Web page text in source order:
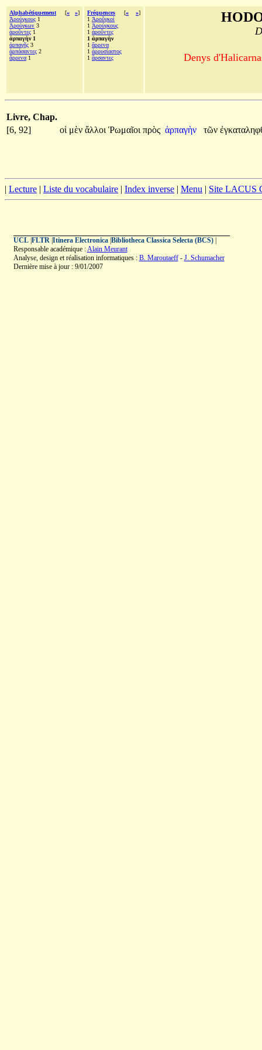
Alphabétiquement [« »]
Ἀρούγκους 1
Ἀρούγκων 3
ἀροῦντες 1
ἁρπαγὴν 1
ἁρπαγῆς 3
ἁρπάσαντες 2
ἄρρενα 1
Fréquences [« »]
1 Ἀροῦγκοί
1 Ἀρούγκους
1 ἀροῦντες
1 ἁρπαγὴν
1 ἄρρενα
1 ἀρρυσίαστος
1 ἄρσαντες Denys
Livre, Chap.
[6, 92]
οἱ μὲν ἄλλοι Ῥωμαῖοι πρὸς ἁρπαγὴν τῶν
| Lecture | Liste du vocabulaire | Index inverse | Menu | Site LACUS
UCL| FLTR| Itinera Electronica| Bibliotheca Classica Selecta (BCS)|
Responsable académique :Alain Meurant
Analyse, design et réalisation informatiques : B. Maroutaeff- J. Schumacher
Dernière mise à jour : 9/01/2007